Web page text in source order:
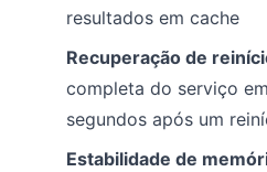
resultados em cache
Recuperação de
completa do serviço
segundos após um
Estabilidade de